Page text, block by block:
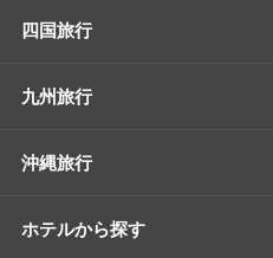
四国旅行
九州旅行
沖縄旅行
ホテルから探す